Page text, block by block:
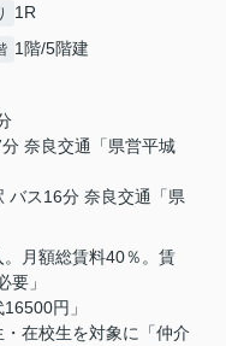
1R
1階/5階建
分 奈良交通「県営平城
バス16分 奈良交通「県
月額総賃料40％。賃
」
円」
在校生を対象に「仲介